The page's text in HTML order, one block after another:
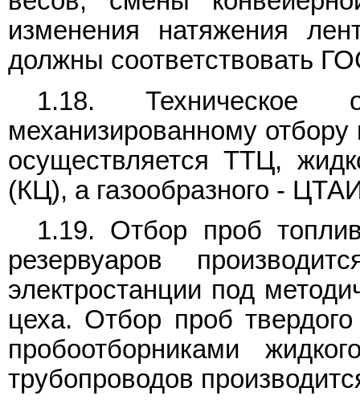
изменения натяжения
должны соответствовать
1.18. Техническое
механизированному отбору
осуществляется ТТЦ,
(КЦ), а газообразного -
1.19. Отбор проб
резервуаров
электростанции под
цеха. Отбор проб
пробоотборниками
трубопроводов